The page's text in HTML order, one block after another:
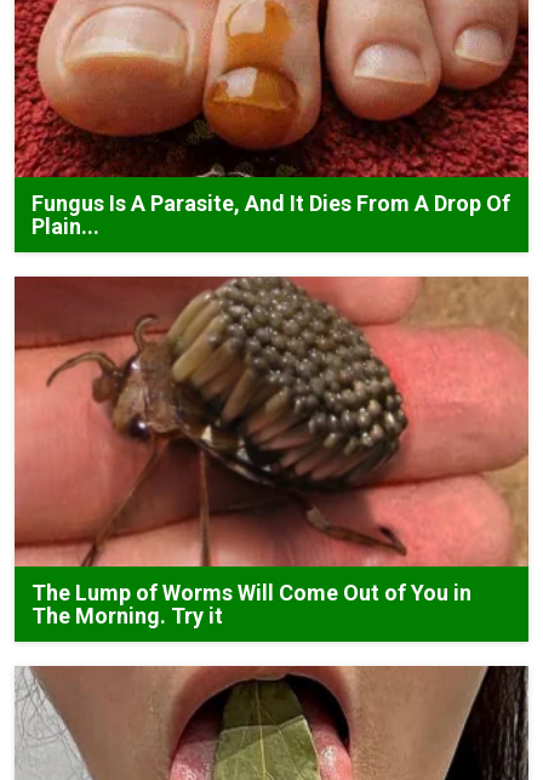
Fungus Is A Parasite, And It Dies From A Drop Of
Plain...
The Lump of Worms Will Come Out of You in
The Morning. Try it